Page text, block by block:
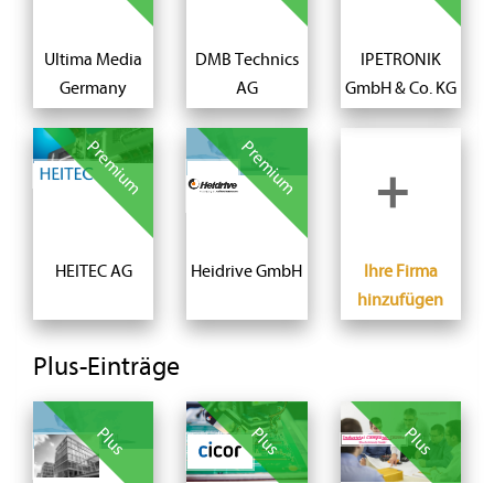
Ultima Media
Germany
DMB Technics
AG
IPETRONIK
GmbH & Co. KG
Premium
HEITEC AG
Premium
Heidrive GmbH
+
Ihre Firma
hinzufügen
Plus-Einträge
Plus Plus Plus